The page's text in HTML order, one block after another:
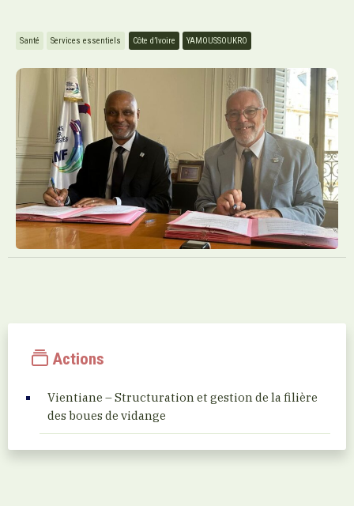
Santé Services essentiels Côte d’Ivoire YAMOUSSOUKRO
Actions
Vientiane – Structuration et gestion de la filière
des boues de vidange